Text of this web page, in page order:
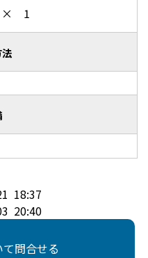
× 1
18:37
20:40
問合せる